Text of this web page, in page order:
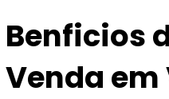
Benficios
Venda em